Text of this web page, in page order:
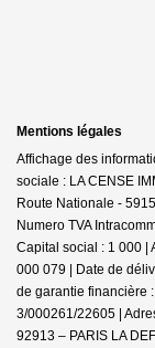
Mentions légales
Affichage des
sociale : LA CENSE
Route Nationale -
Numero TVA
Capital social : 1 000 |
000 079 | Date de
de garantie financière
3/000261/22605 |
92913 – PARIS LA